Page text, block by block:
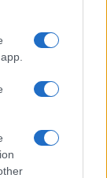
di tutte
di